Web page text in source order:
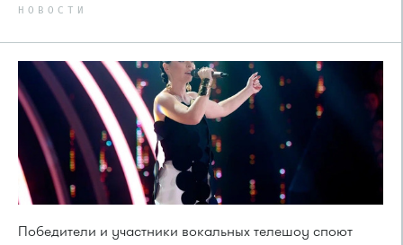
НОВОСТИ
Победители и участники вокальных телешоу споют